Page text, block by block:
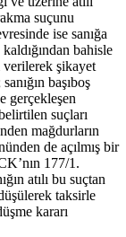
suçunu
ise sanığa
bahisle
verilerek şikayet
başıboş
gerçekleşen
suçları
mağdurların
de açılmış bir
177/1.
atılı bu suçtan
taksirle
kararı